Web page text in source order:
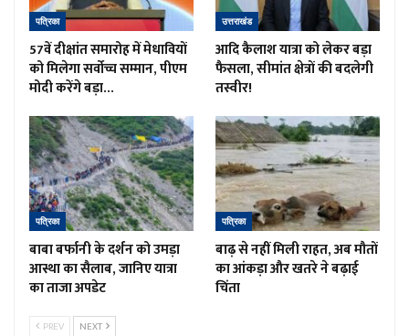
पत्रिका
57वें दीक्षांत समारोह में मेधावियों
को मिलेगा सर्वोच्च सम्मान, पीएम
मोदी करेंगे बड़ा…
उत्तराखंड
आदि कैलाश यात्रा को लेकर बड़ा
फैसला, सीमांत क्षेत्रों की बदलेगी
तस्वीर!
पत्रिका
बाबा बर्फानी के दर्शन को उमड़ा
आस्था का सैलाब, जानिए यात्रा
का ताजा अपडेट
पत्रिका
बाढ़ से नहीं मिली राहत, अब मौतों
का आंकड़ा और खतरे ने बढ़ाई
चिंता
PREV NEXT